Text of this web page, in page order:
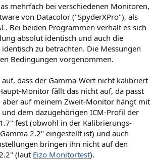
mehrfach bei verschiedenen Monitoren,
von Datacolor ("SpyderXPro"), als
Bei beiden Programmen verhält es sich
absolut identisch und auch die
zu betrachten. Die Messungen
Bedingungen vorgenommen.
dass der Gamma-Wert nicht kalibriert
Monitor fällt das nicht auf, da passt
aber auf meinem Zweit-Monitor hängt mit
dem dazugehörigen ICM-Profil der
fest (obwohl in der Kalibrierungs-
2.2" eingestellt ist) und auch
bringen ihn nicht auf den
(laut Eizo Monitortest).